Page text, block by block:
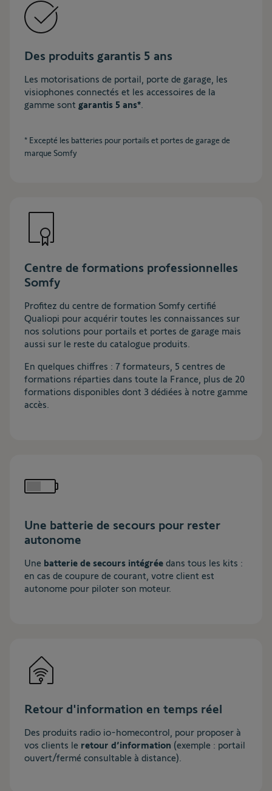
Des produits garantis 5 ans
Les motorisations de portail, porte de garage, les
visiophones connectés et les accessoires de la
gamme sont garantis 5 ans*.
* Excepté les batteries pour portails et portes de garage de
marque Somfy
Centre de formations professionnelles
Somfy
Profitez du centre de formation Somfy certifié
Qualiopi pour acquérir toutes les connaissances sur
nos solutions pour portails et portes de garage mais
aussi sur le reste du catalogue produits.
En quelques chiffres : 7 formateurs, 5 centres de
formations réparties dans toute la France, plus de 20
formations disponibles dont 3 dédiées à notre gamme
accès.
Une batterie de secours pour rester
autonome
Une batterie de secours intégrée dans tous les kits :
en cas de coupure de courant, votre client est
autonome pour piloter son moteur.
Retour d'information en temps réel
Des produits radio io-homecontrol, pour proposer à
vos clients le retour d’information (exemple : portail
ouvert/fermé consultable à distance).